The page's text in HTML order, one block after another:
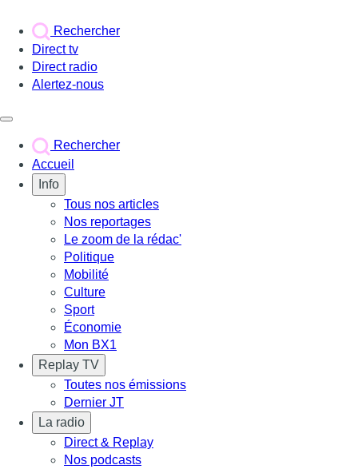
Rechercher
Direct tv
Direct radio
Alertez-nous
Rechercher
Accueil
Info
Tous nos articles
Nos reportages
Le zoom de la rédac'
Politique
Mobilité
Culture
Sport
Économie
Mon BX1
Replay TV
Toutes nos émissions
Dernier JT
La radio
Direct & Replay
Nos podcasts